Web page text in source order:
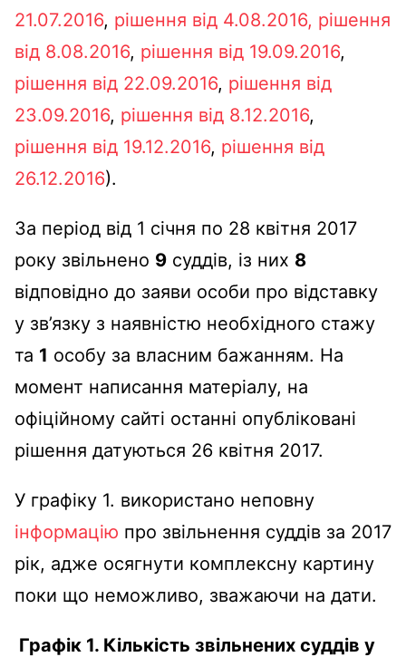
21.07.2016, рішення від 4.08.2016, рішення
від 8.08.2016, рішення від 19.09.2016,
рішення від 22.09.2016, рішення від
23.09.2016, рішення від 8.12.2016,
рішення від 19.12.2016, рішення від
26.12.2016).
За період від 1 січня по 28 квітня 2017
року звільнено 9 суддів, із них 8
відповідно до заяви особи про відставку
у зв’язку з наявністю необхідного стажу
та 1 особу за власним бажанням. На
момент написання матеріалу, на
офіційному сайті останні опубліковані
рішення датуються 26 квітня 2017.
У графіку 1. використано неповну
інформацію про звільнення суддів за 2017
рік, адже осягнути комплексну картину
поки що неможливо, зважаючи на дати.
Графік 1. Кількість звільнених суддів у